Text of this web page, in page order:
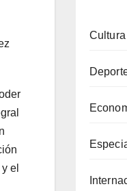
el
Cultura